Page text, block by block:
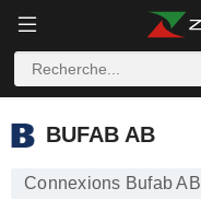
BUFAB AB
BUFAB AB
Connexions Bufab AB